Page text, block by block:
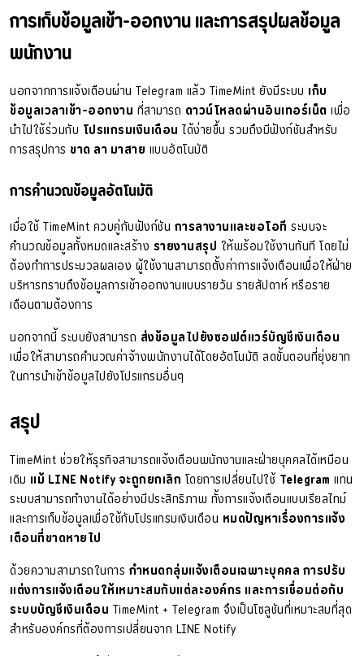
การเก็บข้อมูลเข้า-ออกงาน และการสรุปผลข้อมูล
พนักงาน
นอกจากการแจ้งเตือนผ่าน Telegram แล้ว TimeMint ยังมีระบบ เก็บ
ข้อมูลเวลาเข้า-ออกงาน ที่สามารถ ดาวน์โหลดผ่านอินเทอร์เน็ตเพื่อ
นำไปใช้ร่วมกับ โปรแกรมเงินเดือน ได้ง่ายขึ้น รวมถึงมีฟังก์ชันสำหรับ
การสรุปการ ขาด ลา มาสาย แบบอัตโนมัติ
การคำนวณข้อมูลอัตโนมัติ
เมื่อใช้ TimeMint ควบคู่กับฟังก์ชัน การลางานและขอโอที ระบบจะ
คำนวณข้อมูลทั้งหมดและสร้าง รายงานสรุป ให้พร้อมใช้งานทันที โดยไม่
ต้องทำการประมวลผลเอง ผู้ใช้งานสามารถตั้งค่าการแจ้งเตือนเพื่อให้ฝ่าย
บริหารทราบถึงข้อมูลการเข้าออกงานแบบรายวัน รายสัปดาห์ หรือราย
เดือนตามต้องการ
นอกจากนี้ ระบบยังสามารถ ส่งข้อมูลไปยังซอฟต์แวร์บัญชีเงินเดือน
เพื่อให้สามารถคำนวณค่าจ้างพนักงานได้โดยอัตโนมัติ ลดขั้นตอนที่ยุ่งยาก
ในการนำเข้าข้อมูลไปยังโปรแกรมอื่นๆ
สรุป
TimeMint ช่วยให้ธุรกิจสามารถแจ้งเตือนพนักงานและฝ่ายบุคคลได้เหมือน
เดิม แม้ LINE Notify จะถูกยกเลิก โดยการเปลี่ยนไปใช้ Telegram แทน
ระบบสามารถทำงานได้อย่างมีประสิทธิภาพ ทั้งการแจ้งเตือนแบบเรียลไทม์
และการเก็บข้อมูลเพื่อใช้กับโปรแกรมเงินเดือน หมดปัญหาเรื่องการแจ้ง
เตือนที่ขาดหายไป
ด้วยความสามารถในการ กำหนดกลุ่มแจ้งเตือนเฉพาะบุคคล การปรับ
แต่งการแจ้งเตือนให้เหมาะสมกับแต่ละองค์กร และการเชื่อมต่อกับ
ระบบบัญชีเงินเดือน TimeMint + Telegram จึงเป็นโซลูชันที่เหมาะสมที่สุด
สำหรับองค์กรที่ต้องการเปลี่ยนจาก LINE Notify